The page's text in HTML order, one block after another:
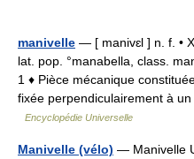
manivelle — [ manivɛl ] n. f. •
lat. pop. °manabella, class.
1 ♦ Pièce mécanique
fixée perpendiculairement à
Encyclopédie Universelle
Manivelle (vélo) — Manivelle